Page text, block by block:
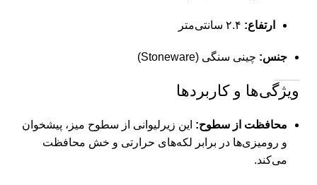
ارتفاع:
جنس: چینی سنگی (Stoneware)
ویژگی‌ها و کاربردها
محافظت از سطوح: این زیرلیوانی از سطوح میز، پیشخوان
و رومیزی‌ها در برابر لکه‌های حرارتی و خش محافظت
می‌کند.